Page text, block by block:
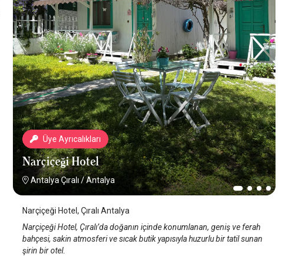
Üye Ayrıcalıkları
Narçiçeği Hotel
Antalya Çıralı /Antalya
Narçiçeği Hotel, Çıralı Antalya
Narçiçeği Hotel, Çıralı’da doğanın içinde konumlanan, geniş ve ferah
bahçesi, sakin atmosferi ve sıcak butik yapısıyla huzurlu bir tatil sunan
şirin bir otel.